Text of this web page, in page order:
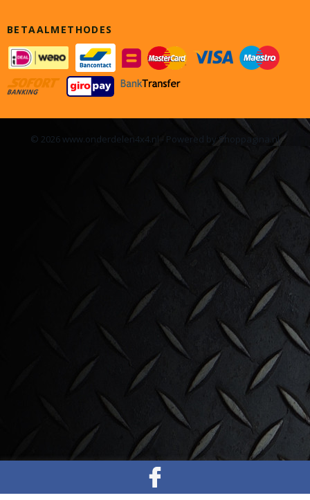
BETAALMETHODES
© 2026 www.onderdelen4x4.nl - Powered by Shoppagina.nl